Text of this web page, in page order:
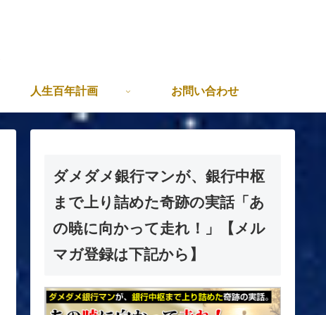
人生百年計画 お問い合わせ
ダメダメ銀行マンが、銀行中枢
まで上り詰めた奇跡の実話「あ
の暁に向かって走れ！」【メル
マガ登録は下記から】